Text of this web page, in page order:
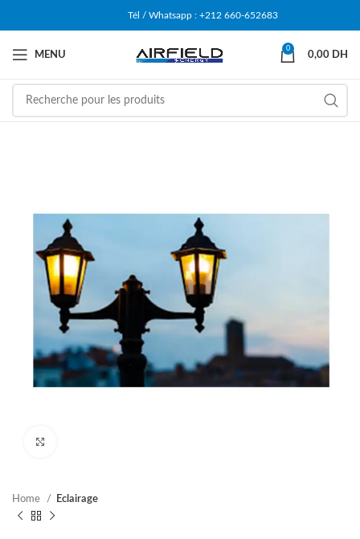
Tél / Whatsapp : +212 660-652683
MENU
0
0,00 DH
Home Eclairage